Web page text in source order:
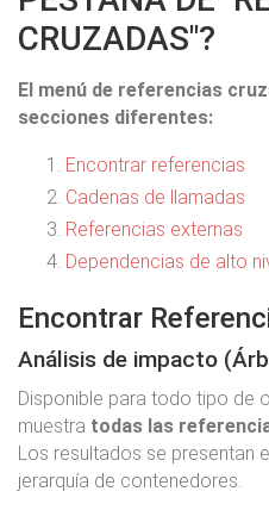
CRUZADAS"?
El menú de referencias
secciones diferentes:
Encontrar referencias
Cadenas de llamadas
Referencias externas
Dependencias de alto
Encontrar
Análisis de impacto
Disponible para todo tipo de
muestra todas las
Los resultados se presentan
jerarquía de contenedores.